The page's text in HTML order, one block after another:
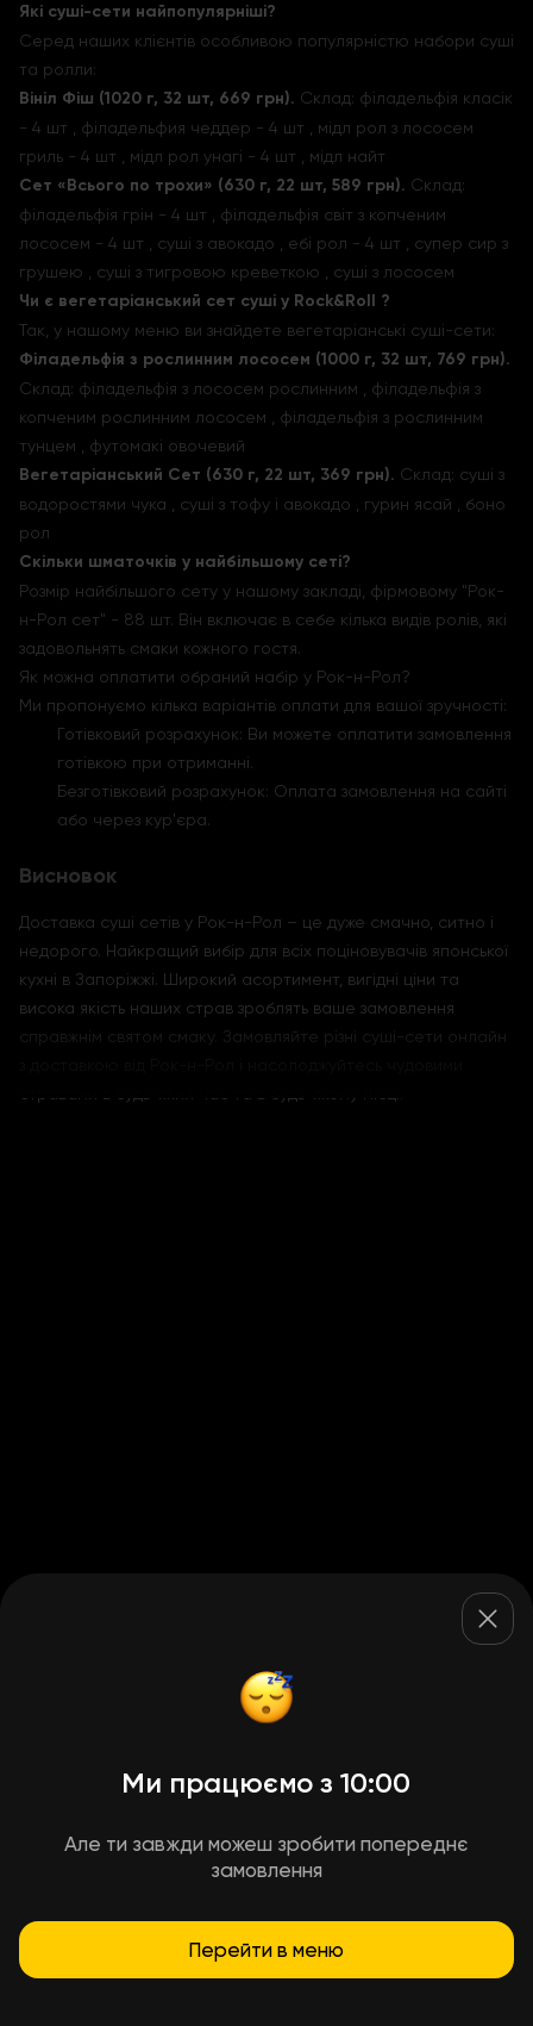
Які суші-сети найпопулярніші?
Серед наших клієнтів особливою популярністю набори суші
та ролли:
Вініл Фіш (1020 г, 32 шт, 669 грн). Склад: філадельфія класік
- 4 шт , філадельфия чеддер - 4 шт , мідл рол з лососем
гриль - 4 шт , мідл рол унагі - 4 шт , мідл найт
Сет «Всього по трохи» (630 г, 22 шт, 589 грн). Склад:
філадельфія грін - 4 шт , філадельфія світ з копченим
лососем - 4 шт , суші з авокадо , ебі рол - 4 шт , супер сир з
грушею , суші з тигровою креветкою , суші з лососем
Чи є вегетаріанський сет суші у Rock&Roll ?
Так, у нашому меню ви знайдете вегетаріанські суші-сети:
Філадельфія з рослинним лососем (1000 г, 32 шт, 769 грн).
Склад: філадельфія з лососем рослинним , філадельфія з
копченим рослинним лососем , філадельфія з рослинним
тунцем , футомакі овочевий
Вегетаріанський Сет (630 г, 22 шт, 369 грн). Склад: суші з
водоростями чука , суші з тофу і авокадо , гурин ясай , боно
рол
Скільки шматочків у найбільшому сеті?
Розмір найбільшого сету у нашому закладі, фірмовому "Рок-
н-Рол сет" - 88 шт. Він включає в себе кілька видів ролів, які
задовольнять смаки кожного гостя.
Як можна оплатити обраний набір у Рок-н-Рол?
Ми пропонуємо кілька варіантів оплати для вашої зручності:
Готівковий розрахунок: Ви можете оплатити замовлення
готівкою при отриманні.
Безготівковий розрахунок: Оплата замовлення на сайті
або через кур'єра.
Висновок
Доставка суші сетів у Рок-н-Рол – це дуже смачно, ситно і
недорого. Найкращий вибір для всіх поціновувачів японської
кухні в Запоріжжі. Широкий асортимент, вигідні ціни та
висока якість наших страв зроблять ваше замовлення
справжнім святом смаку. Замовляйте різні суші-сети онлайн
стравами в будь-який час та в будь-якому місці.
Ми працюємо з 10:00
Але ти завжди можеш зробити попереднє
замовлення
Перейти в меню